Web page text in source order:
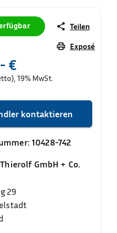
Teilen
Exposé
€
19% MwSt.
kontaktieren
10428-742
GmbH + Co.
29